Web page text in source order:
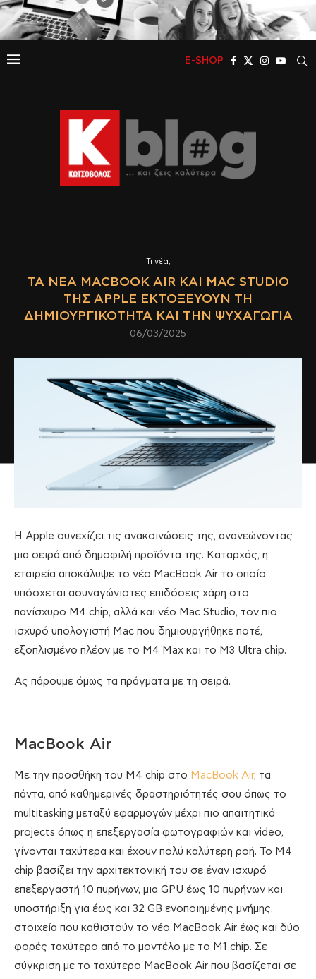
E-SHOP
Τι νέα;
ΤΑ ΝΈΑ MACBOOK AIR ΚΑΙ MAC STUDIO
ΤΗΣ APPLE ΕΚΤΟΞΕΎΟΥΝ ΤΗ
ΔΗΜΙΟΥΡΓΙΚΌΤΗΤΑ ΚΑΙ ΤΗΝ ΨΥΧΑΓΩΓΊΑ
06/03/2025
Η Apple συνεχίζει τις ανακοινώσεις της, ανανεώνοντας
μια σειρά από δημοφιλή προϊόντα της. Καταρχάς, η
εταιρεία αποκάλυψε το νέο MacBook Air το οποίο
υπόσχεται ασυναγώνιστες επιδόσεις χάρη στο
πανίσχυρο Μ4 chip, αλλά και νέο Mac Studio, τον πιο
ισχυρό υπολογιστή Mac που δημιουργήθηκε ποτέ,
εξοπλισμένο πλέον με το M4 Max και το M3 Ultra chip.
Ας πάρουμε όμως τα πράγματα με τη σειρά.
MacBook Air
Με την προσθήκη του M4 chip στο MacBook Air, τα
πάντα, από καθημερινές δραστηριότητές σου όπως το
multitasking μεταξύ εφαρμογών μέχρι πιο απαιτητικά
projects όπως η επεξεργασία φωτογραφιών και video,
γίνονται ταχύτερα και έχουν πολύ καλύτερη ροή. Το M4
chip βασίζει την αρχιτεκτονική του σε έναν ισχυρό
επεξεργαστή 10 πυρήνων, μια GPU έως 10 πυρήνων και
υποστήριξη για έως και 32 GB ενοποιημένης μνήμης,
στοιχεία που καθιστούν το νέο MacBook Air έως και δύο
φορές ταχύτερο από το μοντέλο με το M1 chip. Σε
σύγκριση με το ταχύτερο MacBook Air που βασίζεται σε